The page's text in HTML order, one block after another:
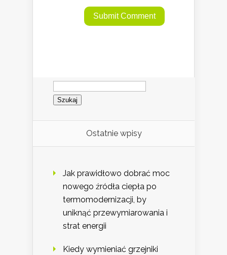
Szukaj:
Ostatnie wpisy
Jak prawidłowo dobrać moc
nowego źródła ciepła po
termomodernizacji, by
uniknąć przewymiarowania i
strat energii
Kiedy wymieniać grzejniki